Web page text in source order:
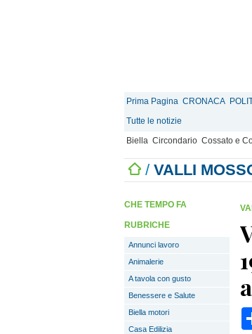
Prima Pagina CRONACA
Tutte le notizie
Biella Circondario Cossato e
/ VALLI
CHE TEMPO FA
RUBRICHE
Annunci lavoro
Animalerie
A tavola con gusto
Benessere e Salute
Biella motori
Casa Edilizia